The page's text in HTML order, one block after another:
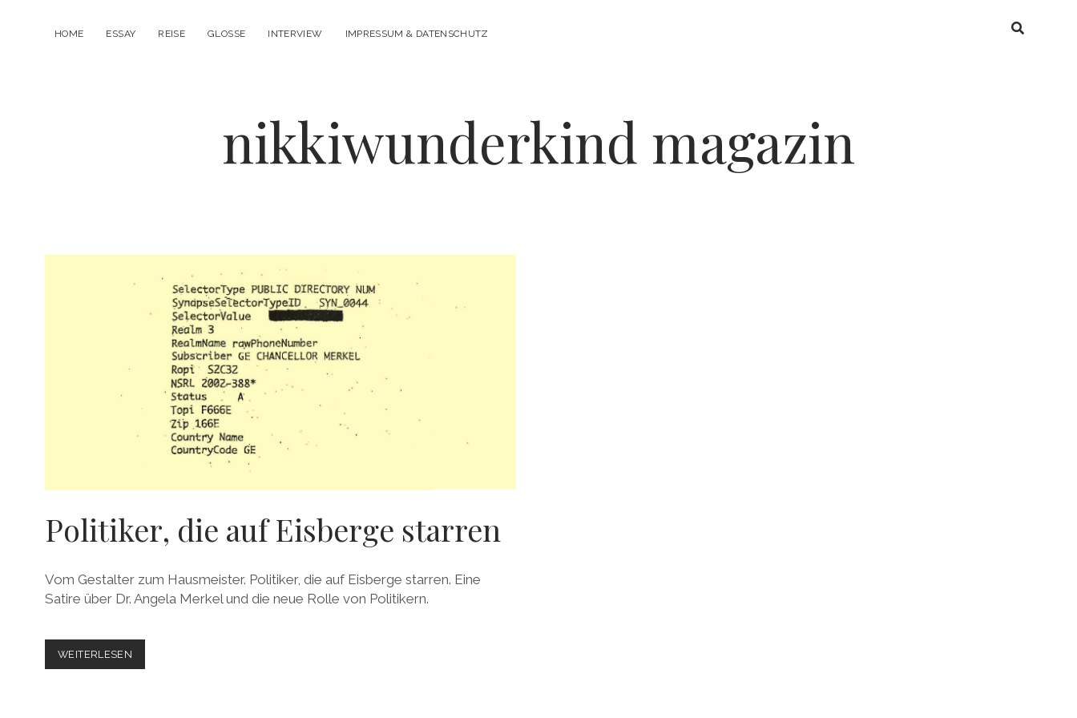
HOME ESSAY REISE GLOSSE INTERVIEW IMPRESSUM & DATENSCHUTZ
nikkiwunderkind magazin
Politiker, die auf Eisberge starren
Vom Gestalter zum Hausmeister. Politiker, die auf Eisberge starren. Eine
Satire über Dr. Angela Merkel und die neue Rolle von Politikern.
WEITERLESEN
DIE